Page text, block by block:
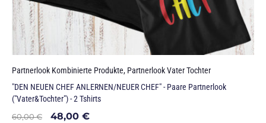
Partnerlook Kombinierte Produkte, Partnerlook Vater Tochter
"DEN NEUEN CHEF ANLERNEN/NEUER CHEF" - Paare Partnerlook
("Vater&Tochter") - 2 Tshirts
60,00€ 48,00 €